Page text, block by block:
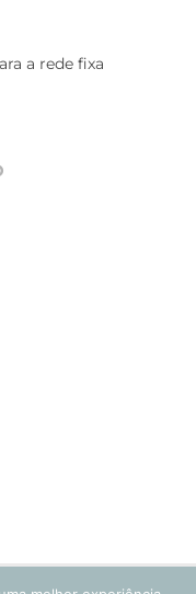
a rede fixa